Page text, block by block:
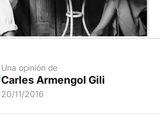
Una opinión de
Carles Armengol Gili
20/11/2016